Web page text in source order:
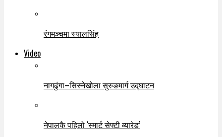
रंगमञ्चमा स्यालसिंह
Video
नागढुंगा–सिस्नेखोला सुरुङमार्ग उद्घाटन
नेपालकै पहिलो ‘स्मार्ट सेफ्टी ब्यारेड’